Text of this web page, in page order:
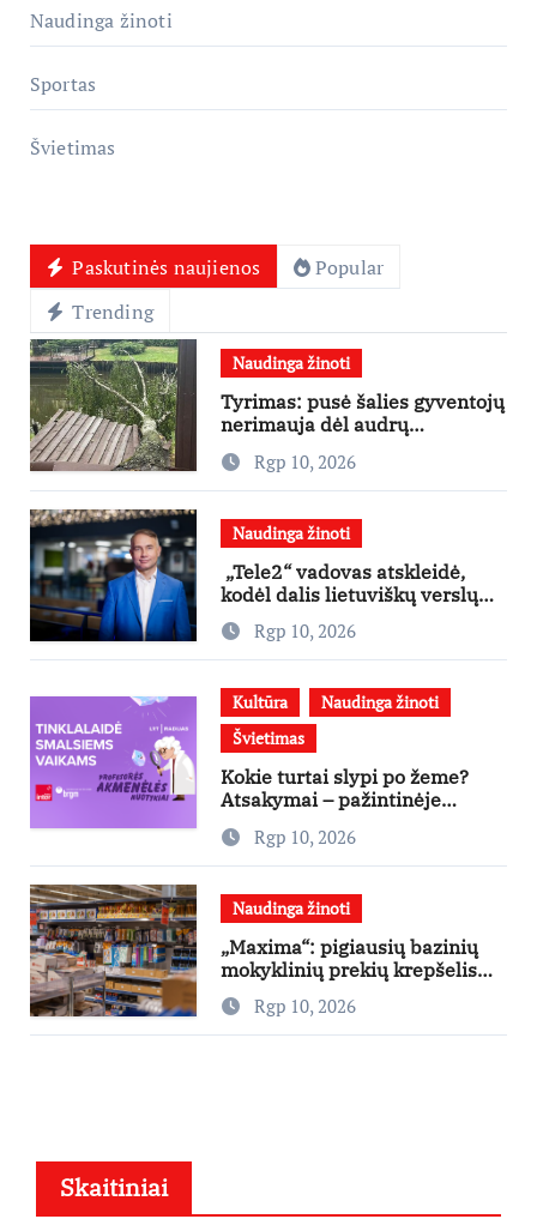
Naudinga žinoti
Sportas
Švietimas
Paskutinės naujienos
Popular
Trending
Naudinga žinoti
Tyrimas: pusė šalies gyventojų
nerimauja dėl audrų
padarinių. Ekspertai sako, kad
baimė pagrįsta
Rgp 10, 2026
Naudinga žinoti
„Tele2“ vadovas atskleidė,
kodėl dalis lietuviškų verslų
taip ir neperžengia Lietuvos
ribųRgp 10, 2026
Kultūra
Naudinga žinoti
Švietimas
Kokie turtai slypi po žeme?
Atsakymai – pažintinėje
tinklalaidėje vaikams
Rgp 10, 2026
Naudinga žinoti
„Maxima“: pigiausių bazinių
mokyklinių prekių krepšelis
šiemet kainuoja mažiausiai
nuo 2022-ųjų
Rgp 10, 2026
Skaitiniai